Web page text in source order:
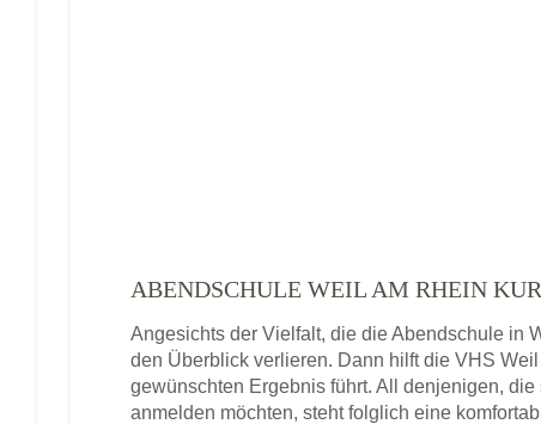
ABENDSCHULE WEIL AM RHEIN
Angesichts der Vielfalt, die die Abendschule in
den Überblick verlieren. Dann hilft die VHS
gewünschten Ergebnis führt. All denjenigen,
anmelden möchten, steht folglich eine